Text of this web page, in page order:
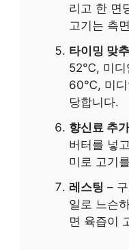
리고 한 면
고기는 측
타이밍 맞
52℃, 미디
60℃, 미디
당합니다.
향신료 추가
버터를 넣
미로 고기
레스팅 –
일로 느슨
면 육즙이